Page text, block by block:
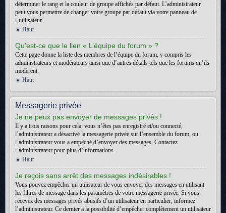
déterminer le rang et la couleur de groupe affichés par défaut. L’administrateur
peut vous permettre de changer votre groupe par défaut via votre panneau de
l’utilisateur.
Haut
Qu’est-ce que le lien « L’équipe du forum » ?
Cette page donne la liste des membres de l’équipe du forum, y compris les
administrateurs et modérateurs ainsi que d’autres détails tels que les forums qu’ils
modèrent.
Haut
Messagerie privée
Je ne peux pas envoyer de messages privés !
Il y a trois raisons pour cela: vous n’êtes pas enregistré et/ou connecté,
l’administrateur a désactivé la messagerie privée sur l’ensemble du forum, ou
l’administrateur vous a empêché d’envoyer des messages. Contactez
l’administrateur pour plus d’informations.
Haut
Je reçois sans arrêt des messages indésirables !
Vous pouvez empêcher un utilisateur de vous envoyer des messages en utilisant
les filtres de message dans les paramètres de votre messagerie privée. Si vous
recevez des messages privés abusifs d’un utilisateur en particulier, informez
l’administrateur. Ce dernier a la possibilité d’empêcher complètement un utilisateur